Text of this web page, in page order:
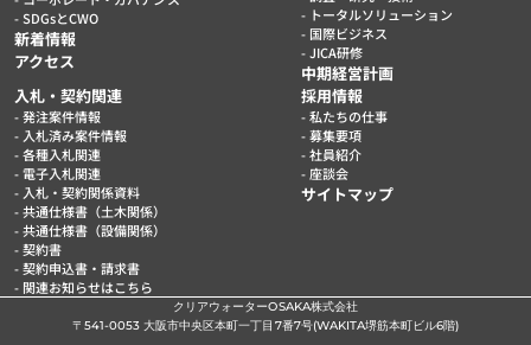
SDGsとCWO
新着情報
アクセス
トータルソリューション
国際ビジネス
JICA研修
中期経営計画
入札・契約関連
発注案件情報
入札済み案件情報
各種入札関連
電子入札関連
入札・契約関係資料
共通仕様書（土木関係）
共通仕様書（設備関係）
契約書
契約申込書・請求書
関連お知らせはこちら
採用情報
私たちの仕事
募集要項
社員紹介
座談会
サイトマップ
クリアウォーターOSAKA株式会社
〒541-0053 大阪市中央区本町一丁目7番7号(WAKITA堺筋本町ビル6階)